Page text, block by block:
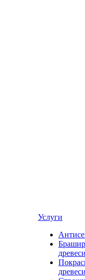
Услуги